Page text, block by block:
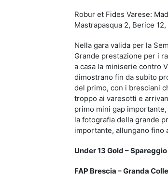
Robur et Fides Varese:
Mastrapasqua 2, Berice
Nella gara valida per la
Grande prestazione per i
a casa la miniserie contro
dimostrano fin da subito
del primo, con i bresciani
troppo ai varesotti e
primo mini gap
la fotografia della grande
importante, allungano fino
Under 13 Gold –
FAP Brescia – Granda